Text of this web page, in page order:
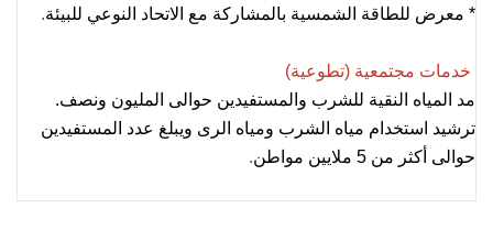
* معرض للطاقة الشمسية بالمشاركة مع الاتحاد النوعي للبيئة.
خدمات مجتمعية (تطوعية)
مد المياه النقية للشرب والمستفيدين حوالى المليون ونصف.
ترشيد استخدام مياه الشرب ومياه الرى ويبلغ عدد المستفيدين
حوالى أكثر من 5 ملايين مواطن
.